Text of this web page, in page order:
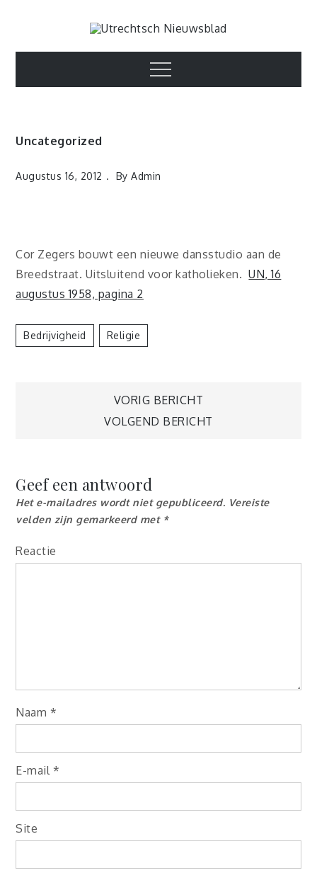
Utrechtsch
Nieuwsblad
1893-1967
Menu
Uncategorized
Augustus 16, 2012 ByAdmin
Cor Zegers bouwt een nieuwe dansstudio aan de
Breedstraat. Uitsluitend voor katholieken.UN, 16
augustus 1958, pagina 2
Bedrijvigheid Religie
Berichtnavigatie
VORIG BERICHT
VOLGEND BERICHT
Geef een antwoord
Het e-mailadres wordt niet gepubliceerd. Vereiste
velden zijn gemarkeerd met *
Reactie
Naam *
E-mail *
Site